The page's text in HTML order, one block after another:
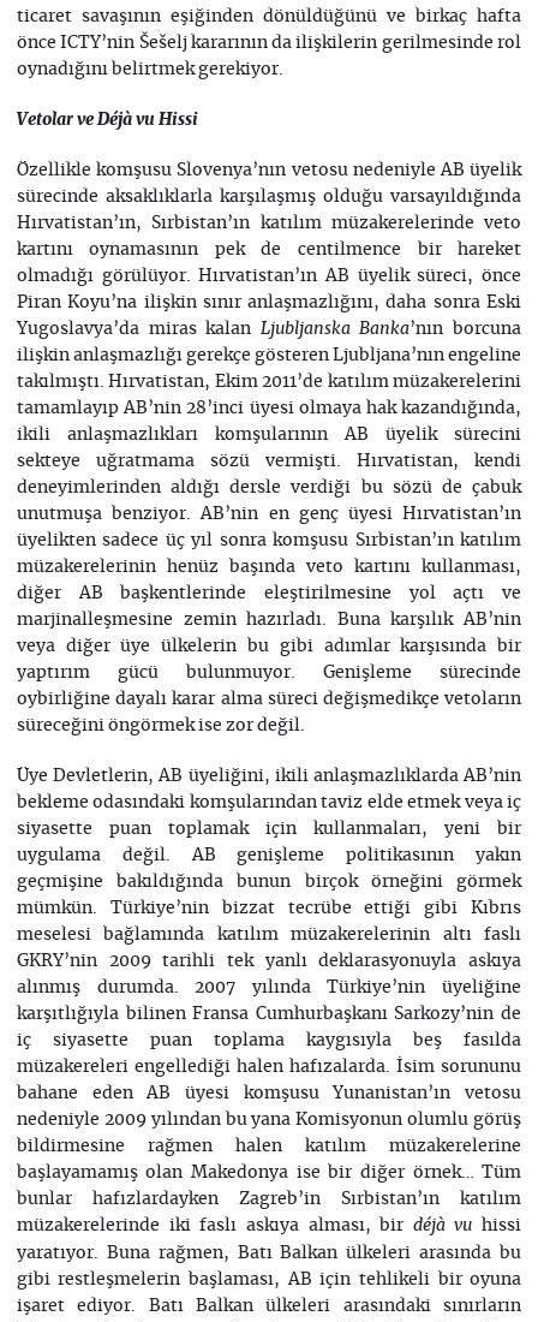
ticaret savaşının eşiğinden dönüldüğünü ve birkaç hafta
önce ICTY’nin Šešelj kararının da ilişkilerin gerilmesinde rol
oynadığını belirtmek gerekiyor.
Vetolar veDéjà vu Hissi
Özellikle komşusu Slovenya’nın vetosu nedeniyle AB üyelik
sürecinde aksaklıklarla karşılaşmış olduğu varsayıldığında
Hırvatistan’ın, Sırbistan’ın katılım müzakerelerinde veto
kartını oynamasının pek de centilmence bir hareket
olmadığı görülüyor. Hırvatistan’ın AB üyelik süreci, önce
Piran Koyu’na ilişkin sınır anlaşmazlığını, daha sonra Eski
Yugoslavya’da miras kalan Ljubljanska Banka’nın borcuna
ilişkin anlaşmazlığı gerekçe gösteren Ljubljana’nın engeline
takılmıştı. Hırvatistan, Ekim 2011’de katılım müzakerelerini
tamamlayıp AB’nin 28’inci üyesi olmaya hak kazandığında,
ikili anlaşmazlıkları komşularının AB üyelik sürecini
sekteye uğratmama sözü vermişti. Hırvatistan, kendi
deneyimlerinden aldığı dersle verdiği bu sözü de çabuk
unutmuşa benziyor. AB’nin en genç üyesi Hırvatistan’ın
üyelikten sadece üç yıl sonra komşusu Sırbistan’ın katılım
müzakerelerinin henüz başında veto kartını kullanması,
diğer AB başkentlerinde eleştirilmesine yol açtı ve
marjinalleşmesine zemin hazırladı. Buna karşılık AB’nin
veya diğer üye ülkelerin bu gibi adımlar karşısında bir
yaptırım gücü bulunmuyor. Genişleme sürecinde
oybirliğine dayalı karar alma süreci değişmedikçe vetoların
süreceğini öngörmek ise zor değil.
Üye Devletlerin, AB üyeliğini, ikili anlaşmazlıklarda AB’nin
bekleme odasındaki komşularından taviz elde etmek veya iç
siyasette puan toplamak için kullanmaları, yeni bir
uygulama değil. AB genişleme politikasının yakın
geçmişine bakıldığında bunun birçok örneğini görmek
mümkün. Türkiye’nin bizzat tecrübe ettiği gibi Kıbrıs
meselesi bağlamında katılım müzakerelerinin altı faslı
GKRY’nin 2009 tarihli tek yanlı deklarasyonuyla askıya
alınmış durumda. 2007 yılında Türkiye’nin üyeliğine
karşıtlığıyla bilinen Fransa Cumhurbaşkanı Sarkozy’nin de
iç siyasette puan toplama kaygısıyla beş fasılda
müzakereleri engellediği halen hafızalarda. İsim sorununu
bahane eden AB üyesi komşusu Yunanistan’ın vetosu
nedeniyle 2009 yılından bu yana Komisyonun olumlu görüş
bildirmesine rağmen halen katılım müzakerelerine
başlayamamış olan Makedonya ise bir diğer örnek… Tüm
bunlar hafızlardayken Zagreb’in Sırbistan’ın katılım
müzakerelerinde iki faslı askıya alması, bir déjà vu hissi
yaratıyor. Buna rağmen, Batı Balkan ülkeleri arasında bu
gibi restleşmelerin başlaması, AB için tehlikeli bir oyuna
işaret ediyor. Batı Balkan ülkeleri arasındaki sınırların